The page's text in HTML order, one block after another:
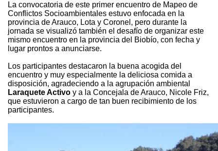
La convocatoria de este primer encuentro de Mapeo de
Conflictos Socioambientales estuvo enfocada en la
provincia de Arauco, Lota y Coronel, pero durante la
jornada se visualizó también el desafío de organizar este
mismo encuentro en la provincia del Biobío, con fecha y
lugar prontos a anunciarse.
Los participantes destacaron la buena acogida del
encuentro y muy especialmente la deliciosa comida a
disposición, agradeciendo a la agrupación ambiental
Laraquete Activo y a la Concejala de Arauco, Nicole Friz,
que estuvieron a cargo de tan buen recibimiento de los
participantes.